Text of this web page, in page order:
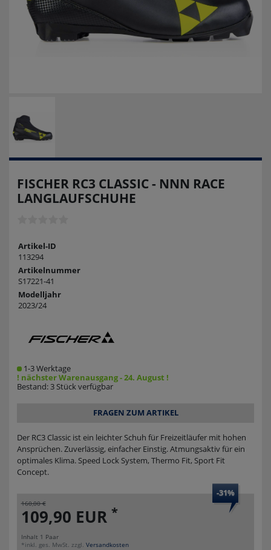
FISCHER RC3 CLASSIC - NNN RACE
LANGLAUFSCHUHE
Artikel-ID
113294
Artikelnummer
S17221-41
Modelljahr
2023/24
1-3 Werktage
! nächster Warenausgang - 24. August !
Bestand: 3 Stück verfügbar
FRAGEN ZUM ARTIKEL
Der RC3 Classic ist ein leichter Schuh für Freizeitläufer mit hohen
Ansprüchen. Zuverlässig, einfacher Einstig. Atmungsaktiv für ein
optimales Klima. Speed Lock System, Thermo Fit, Sport Fit
Concept.
-31%
160,00 €
109,90 EUR *
Inhalt 1 Paar
*inkl. ges. MwSt. zzgl. Versandkosten